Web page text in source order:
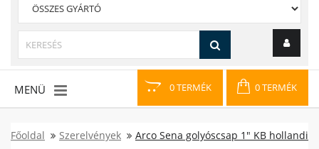
0 TERMÉK 0 TERMÉK
MENÜ
Főoldal Szerelvények Arco Sena golyóscsap 1" KB hollandi